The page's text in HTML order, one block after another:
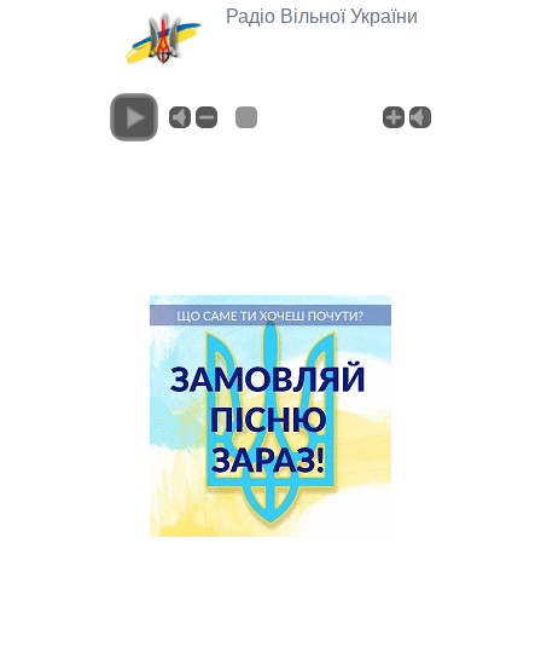
Радіо Вільної України